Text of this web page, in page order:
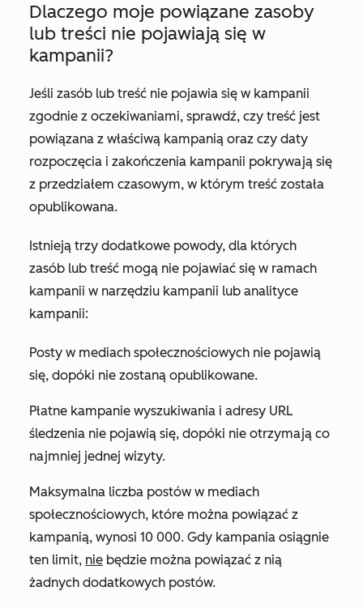
Dlaczego moje powiązane zasoby
lub treści nie pojawiają się w
kampanii?
Jeśli zasób lub treść nie pojawia się w kampanii
zgodnie z oczekiwaniami, sprawdź, czy treść jest
powiązana z właściwą kampanią oraz czy daty
rozpoczęcia i zakończenia kampanii pokrywają się
z przedziałem czasowym, w którym treść została
opublikowana.
Istnieją trzy dodatkowe powody, dla których
zasób lub treść mogą nie pojawiać się w ramach
kampanii w narzędziu kampanii lub analityce
kampanii:
Posty w mediach społecznościowych nie pojawią
się, dopóki nie zostaną opublikowane.
Płatne kampanie wyszukiwania i adresy URL
śledzenia nie pojawią się, dopóki nie otrzymają co
najmniej jednej wizyty.
Maksymalna liczba postów w mediach
społecznościowych, które można powiązać z
kampanią, wynosi 10 000. Gdy kampania osiągnie
ten limit, nie będzie można powiązać z nią
żadnych dodatkowych postów.